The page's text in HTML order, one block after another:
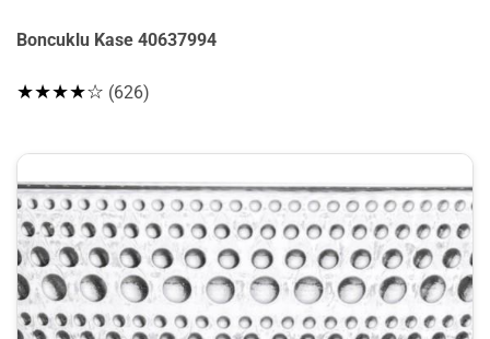
Boncuklu Kase 40637994
★★★★☆ (626)